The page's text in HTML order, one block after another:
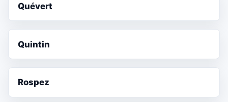
Quévert
Quintin
Rospez